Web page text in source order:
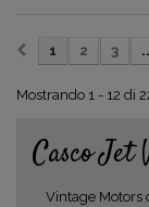
1 2 3
Mostrando 1 - 12 di
Casco Jet
Vintage Motors